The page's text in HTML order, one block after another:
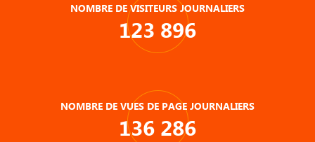
NOMBRE DE VISITEURS JOURNALIERS
123 896
NOMBRE DE VUES DE PAGE JOURNALIERS
136 286